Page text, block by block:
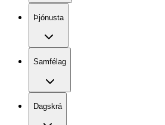
Þjónusta
Samfélag
Dagskrá